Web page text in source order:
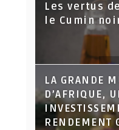
Les vertus
le Cumin
LA GRANDE
D’AFRIQUE,
RENDEMENT